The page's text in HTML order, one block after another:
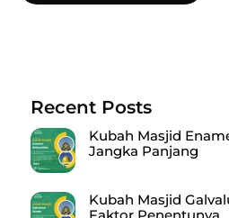
Recent Posts
Kubah Masjid
Jangka Panjang
Kubah Masjid